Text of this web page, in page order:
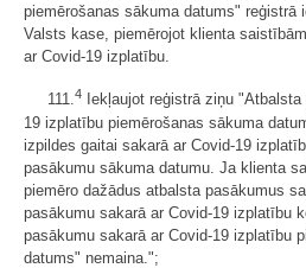
piemērošanas sākuma datums" reģistrā
Valsts kase, piemērojot klienta
ar Covid-19 izplatību.
111.4
Iekļaujot reģistrā ziņu
19 izplatību piemērošanas sākuma
izpildes gaitai sakarā ar Covid-19
pasākumu sākuma datumu. Ja klienta
piemēro dažādus atbalsta pasākumus
pasākumu sakarā ar Covid-19 izplatību
pasākumu sakarā ar Covid-19 izplatību
datums" nemaina.";